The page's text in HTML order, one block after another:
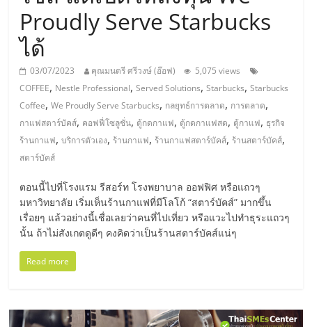
ส
เอ็
มอี
ไทย,
SMEs,
แฟ
รน
ไชส์,
Proudly Serve Starbucks
ได้
03/07/2023 คุณมนตรี ศรีวงษ์ (อ๊อฟ)
5,075 views
COFFEE, Nestle Professional,Served Solutions,Starbucks,Starbucks
Coffee,We Proudly Serve Starbucks, กลยุทธ์การตลาด, การตลาด,
กาแฟสตาร์บัคส์, คอฟฟี่โซลูชั่น, ตู้กดกาแฟ, ตู้กดกาแฟสด, ตู้กาแฟ, ธุรกิจ
ร้านกาแฟ,บริการตัวเอง, ร้านกาแฟ, ร้านกาแฟสตาร์บัคส์, ร้านสตาร์บัคส์,
สตาร์บัคส์
ตอนนี้ไปที่โรงแรม รีสอร์ท โรงพยาบาล ออฟฟิศ หรือแถวๆ
มหาวิทยาลัย เริ่มเห็นร้านกาแฟที่มีโลโก้ “สตาร์บัคส์” มากขึ้น
เรื่อยๆ แล้วอย่างนี้เชื่อเลยว่าคนที่ไปเที่ยว หรือแวะไปทำธุระแถวๆ
นั้น ถ้าไม่สังเกตดูดีๆ คงคิดว่าเป็นร้านสตาร์บัคส์แน่ๆ
Read more